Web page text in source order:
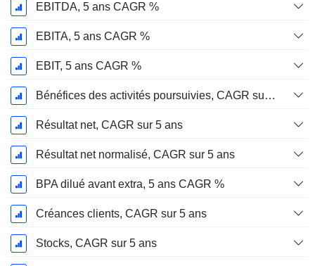
EBITDA, 5 ans CAGR %
EBITA, 5 ans CAGR %
EBIT, 5 ans CAGR %
Bénéfices des activités poursuivies, CAGR sur 5 ans
Résultat net, CAGR sur 5 ans
Résultat net normalisé, CAGR sur 5 ans
BPA dilué avant extra, 5 ans CAGR %
Créances clients, CAGR sur 5 ans
Stocks, CAGR sur 5 ans